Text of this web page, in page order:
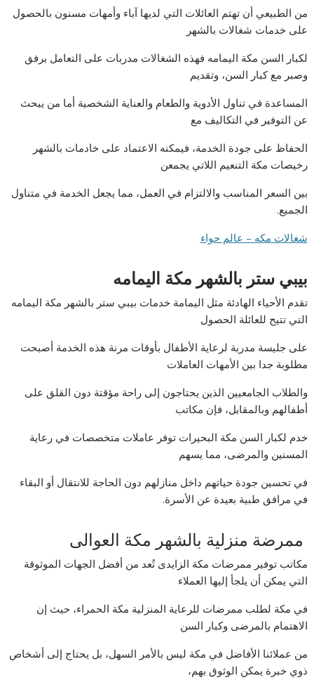
من الطبيعي أن تهتم العائلات التي لديها آباء وأمهات مسنون بالحصول
على خدمات شغالات بالشهر
لكبار السن مكة اليمامه فهذه الشغالات مدربات على التعامل برفق
وصبر مع كبار السن، وتقديم
المساعدة في تناول الأدوية والطعام والعناية الشخصية أما من يبحث
عن التوفير في التكاليف مع
الحفاظ على جودة الخدمة، فيمكنه الاعتماد على خادمات بالشهر
رخيصات مكة التنعيم اللاتي يجمعن
بين السعر المناسب والالتزام في العمل، مما يجعل الخدمة في متناول
الجميع.
شغالات مكه – عالم حواء
بيبي ستر بالشهر مكة اليمامه
تقدم الأحياء الهادئة مثل اليمامة خدمات بيبي ستر بالشهر مكة اليمامه
التي تتيح للعائلة الحصول
على جليسة مدربة لرعاية الأطفال بأوقات مرنة هذه الخدمة أصبحت
مطلوبة جدا بين الأمهات العاملات
والطلاب الجامعيين الذين يحتاجون إلى راحة مؤقتة دون القلق على
أطفالهم وبالمقابل، فإن مكاتب
خدم لكبار السن مكة البحيرات توفر عاملات متخصصات في رعاية
المسنين والمرضى، مما يسهم
في تحسين جودة حياتهم داخل منازلهم دون الحاجة للانتقال أو البقاء
في مرافق طبية بعيدة عن الأسرة.
ممرضة منزلية بالشهر مكة العوالى
مكاتب توفير ممرضات مكة الزايدى تُعد من أفضل الجهات الموثوقة
التي يمكن أن يلجأ إليها العملاء
في مكة لطلب ممرضات للرعاية المنزلية مكة الحمراء، حيث إن
الاهتمام بالمرضى وكبار السن
من عملائنا الأفاضل في مكة ليس بالأمر السهل، بل يحتاج إلى أشخاص
ذوي خبرة يمكن الوثوق بهم،